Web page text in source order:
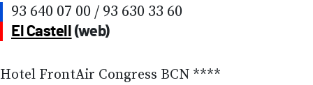
93 640 07 00 / 93 630 33 60
El Castell (web)
Hotel FrontAir Congress BCN ****